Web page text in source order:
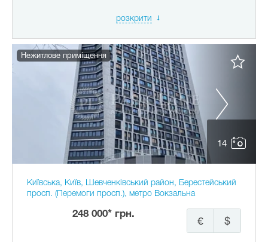
розкрити
14
Нежитлове приміщення
Київська, Київ, Шевченківський район, Берестейський
просп. (Перемоги просп.), метро Вокзальна
248 000* грн.
$
€